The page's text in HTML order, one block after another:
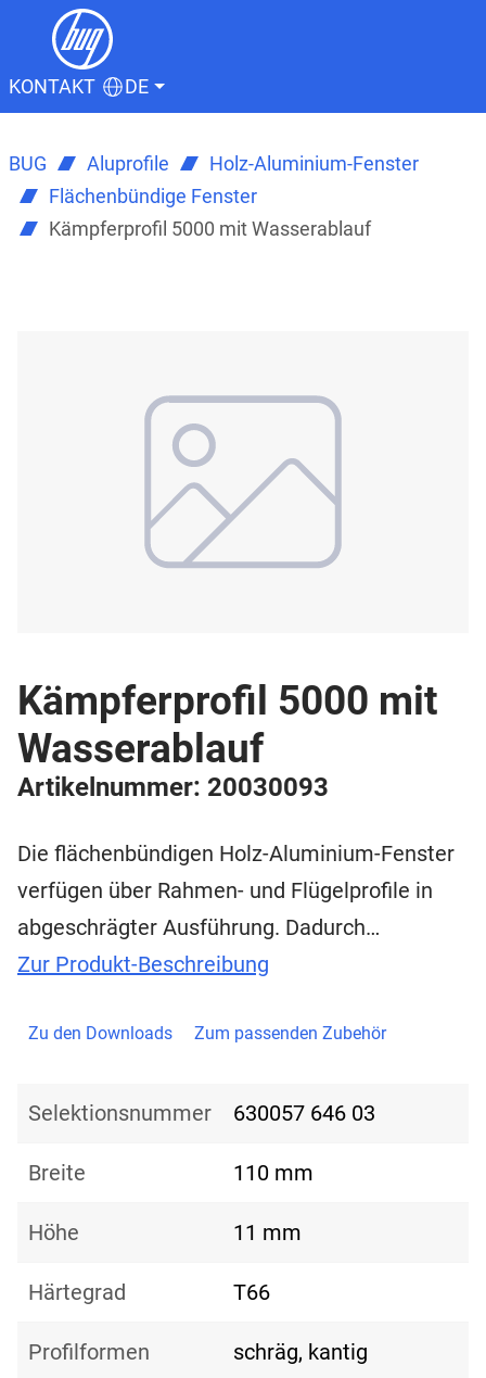
KONTAKT DE
BUG Aluprofile
Holz-Aluminium-Fenster
Flächenbündige Fenster
Kämpferprofil 5000 mit Wasserablauf
Kämpferprofil 5000 mit
Wasserablauf
Artikelnummer: 20030093
Die flächenbündigen Holz-Aluminium-Fenster
verfügen über Rahmen- und Flügelprofile in
abgeschrägter Ausführung. Dadurch…
Zur Produkt-Beschreibung
Zu den Downloads Zum passenden Zubehör
Selektionsnummer 630057 646 03
Breite 110 mm
Höhe 11 mm
Härtegrad T66
Profilformen schräg, kantig